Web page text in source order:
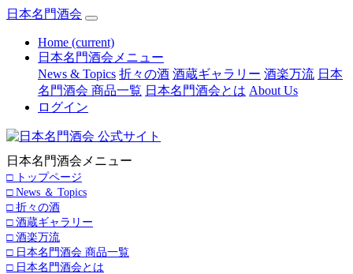
日本名門酒会
Home (current)
日本名門酒会メニュー
News & Topics 折々の酒 酒蔵ギャラリー 酒楽万流 日本
名門酒会 商品一覧 日本名門酒会とは About Us
ログイン
日本名門酒会メニュー
□ トップページ
□ News ＆ Topics
□ 折々の酒
□ 酒蔵ギャラリー
□ 酒楽万流
□ 日本名門酒会 商品一覧
□ 日本名門酒会とは